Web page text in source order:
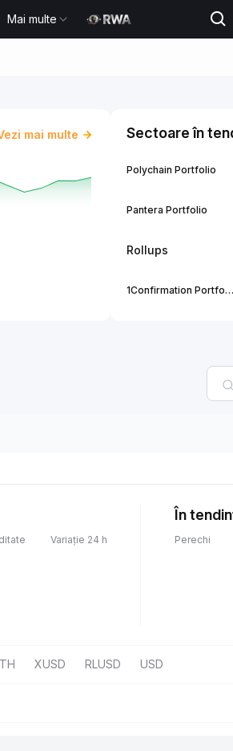
Mai multe
mai multe Sectoare în
Polychain Portfolio
Pantera Portfolio
Rollups
1Confirmation Portfolio
Variație 24 h
În
Perechi
XUSD RLUSD USD